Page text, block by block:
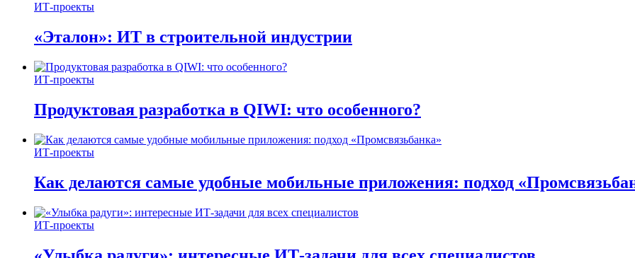
ИТ-проекты
«Эталон»: ИТ в строительной индустрии
ИТ-проекты
Продуктовая разработка в QIWI: что особенного?
ИТ-проекты
Как делаются самые удобные мобильные приложения: подход
ИТ-проекты